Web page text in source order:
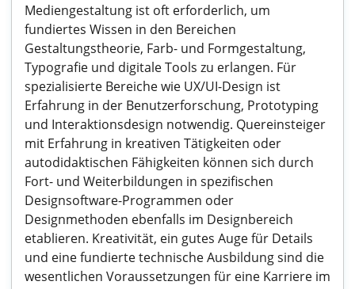
Mediengestaltung ist oft erforderlich, um
fundiertes Wissen in den Bereichen
Gestaltungstheorie, Farb- und Formgestaltung,
Typografie und digitale Tools zu erlangen. Für
spezialisierte Bereiche wie UX/UI-Design ist
Erfahrung in der Benutzerforschung, Prototyping
und Interaktionsdesign notwendig. Quereinsteiger
mit Erfahrung in kreativen Tätigkeiten oder
autodidaktischen Fähigkeiten können sich durch
Fort- und Weiterbildungen in spezifischen
Designsoftware-Programmen oder
Designmethoden ebenfalls im Designbereich
etablieren. Kreativität, ein gutes Auge für Details
und eine fundierte technische Ausbildung sind die
wesentlichen Voraussetzungen für eine Karriere im